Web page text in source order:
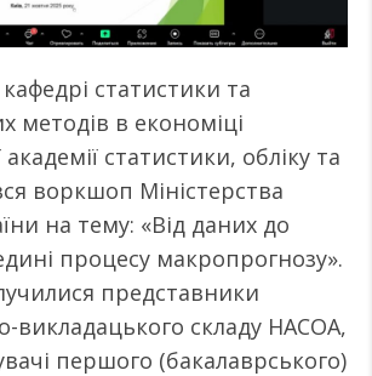
статистики та
методів в економіці
статистики, обліку та
воркшоп Міністерства
на тему: «Від даних до
процесу макропрогнозу».
представники
викладацького складу НАСОА,
першого (бакалаврського)